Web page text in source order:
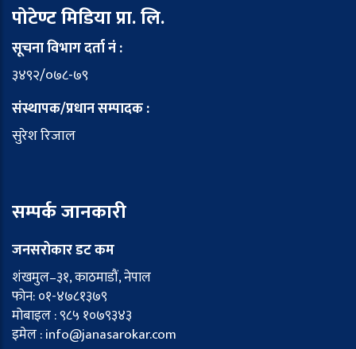
पोटेण्ट मिडिया प्रा. लि.
सूचना विभाग दर्ता नं :
३४९२/०७८-७९
संस्थापक/प्रधान सम्पादक :
सुरेश रिजाल
सम्पर्क जानकारी
जनसरोकार डट कम
शंखमुल–३१, काठमाडौं, नेपाल
फोन: ०१-४७८१३७९
मोबाइल : ९८५ १०७९३४३
इमेल : info@janasarokar.com